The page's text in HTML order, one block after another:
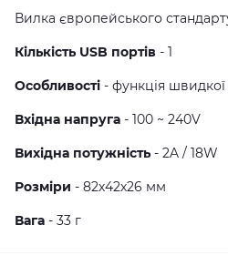
Вилка європейського
Кількість USB портів - 1
Особливості - функція
Вхідна напруга - 100 ~ 240V
Вихідна потужність - 2A / 18W
Розміри - 82х42х26 мм
Вага - 33 г